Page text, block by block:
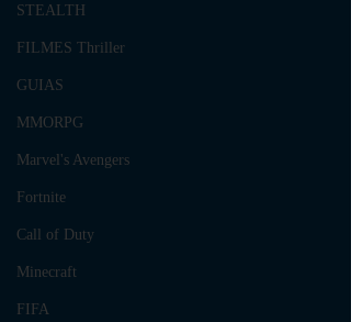
STEALTH
FILMES Thriller
GUIAS
MMORPG
Marvel's Avengers
Fortnite
Call of Duty
Minecraft
FIFA